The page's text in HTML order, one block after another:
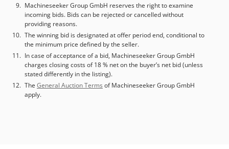
Machineseeker Group GmbH reserves the right to examine
incoming bids. Bids can be rejected or cancelled without
providing reasons.
The winning bid is designated at offer period end, conditional to
the minimum price defined by the seller.
In case of acceptance of a bid, Machineseeker Group GmbH
charges closing costs of 18 % net on the buyer’s net bid (unless
stated differently in the listing).
The General Auction Terms of Machineseeker Group GmbH
apply.